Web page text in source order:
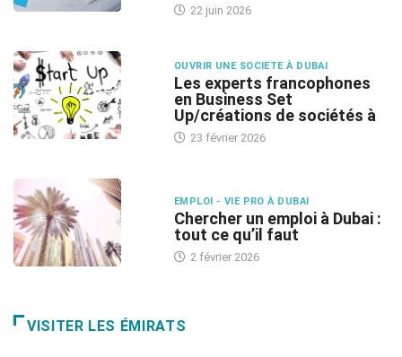
22 juin 2026
OUVRIR UNE SOCIETE À DUBAI
Les experts francophones
en Business Set
Up/créations de sociétés à
23 février 2026
EMPLOI - VIE PRO À DUBAI
Chercher un emploi à Dubai :
tout ce qu’il faut
2 février 2026
VISITER LES ÉMIRATS